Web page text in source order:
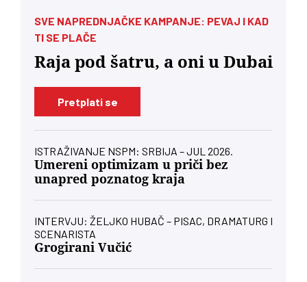
SVE NAPREDNJAČKE KAMPANJE: PEVAJ I KAD
TI SE PLAČE
Raja pod šatru, a oni u Dubai
Pretplati se
ISTRAŽIVANJE NSPM: SRBIJA – JUL 2026.
Umereni optimizam u priči bez
unapred poznatog kraja
INTERVJU: ŽELJKO HUBAČ – PISAC, DRAMATURG I
SCENARISTA
Grogirani Vučić